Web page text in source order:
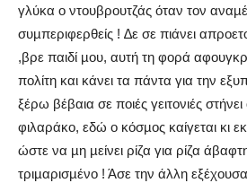
γλύκα ο ντουβρουτζάς όταν τον
συµπεριφερθείς ! ∆ε σε πιάνει
,βρε παιδί µου, αυτή τη φορά
πολίτη και κάνει τα πάντα για την
ξέρω βέβαια σε ποιές γειτονιές στήνει
φιλαράκο, εδώ ο κόσµος καίγεται κι
ώστε να µη µείνει ρίζα για ρίζα
τριµαρισµένο ! Άσε την άλλη